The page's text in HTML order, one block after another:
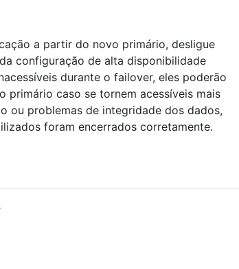
a partir do novo primário, desligue
configuração de alta disponibilidade
durante o failover, eles poderão
primário caso se tornem acessíveis mais
ou problemas de integridade dos dados,
foram encerrados corretamente.